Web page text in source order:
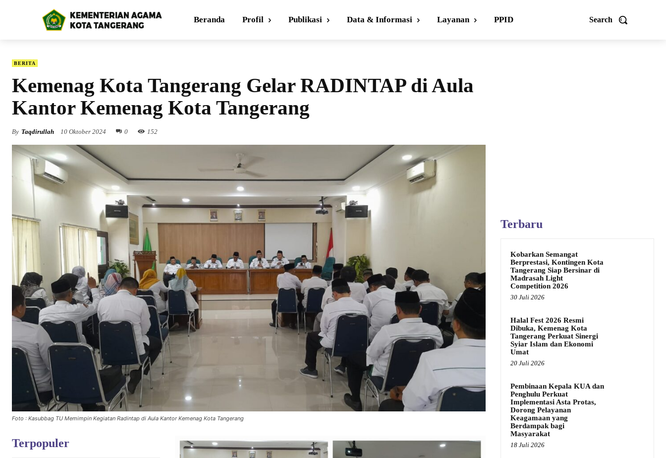
Search
Beranda Profil Publikasi Data & Informasi Layanan PPID
BERITA
Kemenag Kota Tangerang Gelar RADINTAP di Aula
Kantor Kemenag Kota Tangerang
By Taqdirullah 10 Oktober 2024 0 152
Foto : Kasubbag TU Memimpin Kegiatan Radintap di Aula Kantor Kemenag Kota Tangerang
Terpopuler
Terbaru
Kobarkan Semangat
Berprestasi, Kontingen Kota
Tangerang Siap Bersinar di
Madrasah Light
Competition 2026
30 Juli 2026
Halal Fest 2026 Resmi
Dibuka, Kemenag Kota
Tangerang Perkuat Sinergi
Syiar Islam dan Ekonomi
Umat
20 Juli 2026
Pembinaan Kepala KUA dan
Penghulu Perkuat
Implementasi Asta Protas,
Dorong Pelayanan
Keagamaan yang
Berdampak bagi
Masyarakat
18 Juli 2026